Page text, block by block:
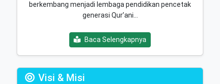
berkembang menjadi lembaga pendidikan pencetak
generasi Qur’ani…
Baca Selengkapnya
Visi & Misi